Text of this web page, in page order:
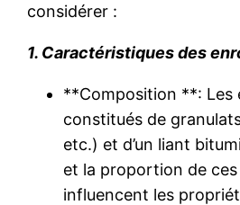
considérer :
1. Caractéristiques des
**Composition **: Les
constitués de
etc.) et d’un liant
et la proportion de
influencent les